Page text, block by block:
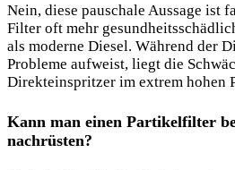
Nein, diese pauschale Aussage ist
Filter oft mehr
als moderne Diesel. Während der
Probleme aufweist, liegt die
Direkteinspritzer im extrem hohen
Kann man einen Partikelfilter
nachrüsten?